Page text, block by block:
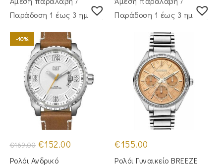
Παράδoση 1 έως 3 ημέρες
-10%
€169.00 Original
price
was:
€169.00.
€152.00
Ρολόι Ανδρικό
Παράδoση 1 έως 3 ημέρες
€155.00
Ρολόι Γυναικείο BREEZE